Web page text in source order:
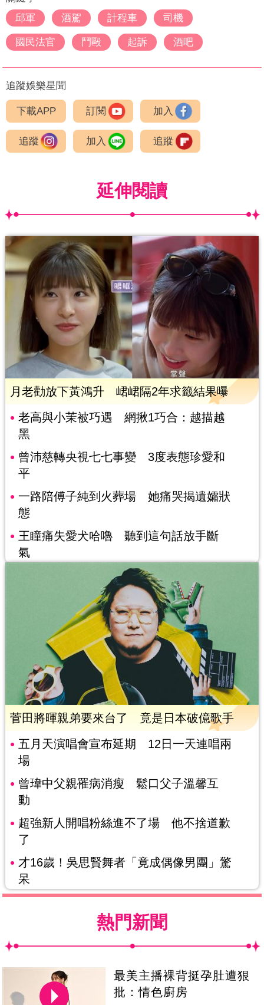
邱軍
酒駕 計程車 司機
國民法官 鬥毆 起訴 酒吧
追蹤娛樂星聞
下載APP 訂閱 加入
追蹤 加入 追蹤
延伸閱讀
月老勸放下黃鴻升 峮峮隔2年求籤結果曝
老高與小茉被巧遇 網揪1巧合：越描越
黑
曾沛慈轉央視七七事變 3度表態珍愛和
平
一路陪傅子純到火葬場 她痛哭揭遺孀狀
態
王瞳痛失愛犬哈嚕 聽到這句話放手斷
氣
菅田將暉親弟要來台了 竟是日本破億歌手
五月天演唱會宣布延期 12日一天連唱兩
場
曾瑋中父親罹病消瘦 鬆口父子溫馨互
動
超強新人開唱粉絲進不了場 他不捨道歉
了
才16歲！吳思賢舞者「竟成偶像男團」驚
呆
熱門新聞
最美主播裸背挺孕肚遭狠
批：情色廚房